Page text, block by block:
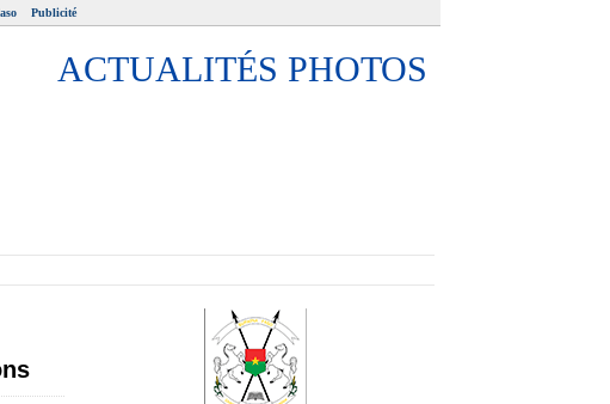
Publicité
ACTUALITÉS PHOTOS